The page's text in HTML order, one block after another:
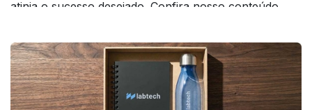
atinja o sucesso desejado. Confira nosso conteúdo